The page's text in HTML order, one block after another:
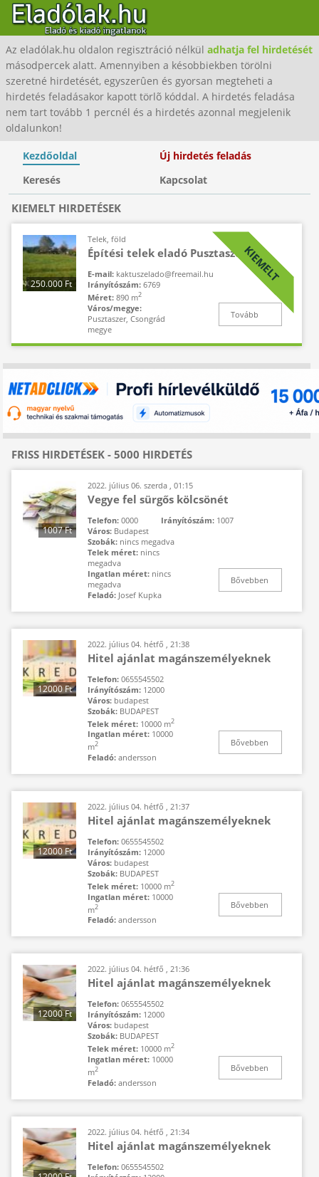
Az eladólak.hu oldalon regisztráció nélkül adhatja fel hirdetését
másodpercek alatt. Amennyiben a késobbiekben törölni
szeretné hirdetését, egyszerûen és gyorsan megteheti a
hirdetés feladásakor kapott törlõ kóddal. A hirdetés feladása
nem tart tovább 1 percnél és a hirdetés azonnal megjelenik
oldalunkon!
Kezdőoldal
Új hirdetés feladás
Keresés
Kapcsolat
KIEMELT HIRDETÉSEK
250.000 Ft KIEMELT
Telek, föld
Építési telek eladó Pusztaszeren
E-mail: kaktuszelado@freemail.hu
Irányítószám: 6769
Méret: 890 m2
Város/megye:
Pusztaszer, Csongrád
megye
Tovább
FRISS HIRDETÉSEK - 5000 HIRDETÉS
1007 Ft
2022. július 06. szerda , 01:15
Vegye fel sürgős kölcsönét
Telefon: 0000 Irányítószám: 1007
Város: Budapest
Szobák: nincs megadva
Telek méret: nincs
megadva
Ingatlan méret: nincs
megadva
Feladó: Josef Kupka
Bővebben
12000 Ft
2022. július 04. hétfő , 21:38
Hitel ajánlat magánszemélyeknek
Telefon: 0655545502
Irányítószám: 12000
Város: budapest
Szobák: BUDAPEST
Telek méret: 10000 m2
Ingatlan méret: 10000
m2
Feladó: andersson
Bővebben
12000 Ft
2022. július 04. hétfő , 21:37
Hitel ajánlat magánszemélyeknek
Telefon: 0655545502
Irányítószám: 12000
Város: budapest
Szobák: BUDAPEST
Telek méret: 10000 m2
Ingatlan méret: 10000
m2
Feladó: andersson
Bővebben
12000 Ft
2022. július 04. hétfő , 21:36
Hitel ajánlat magánszemélyeknek
Telefon: 0655545502
Irányítószám: 12000
Város: budapest
Szobák: BUDAPEST
Telek méret: 10000 m2
Ingatlan méret: 10000
m2
Feladó: andersson
Bővebben
2022. július 04. hétfő , 21:34
Hitel ajánlat magánszemélyeknek
Telefon: 0655545502